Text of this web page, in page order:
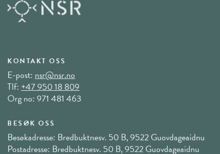
KONTAKT OSS
E-post:nsr@nsr.no
Tlf:+47 950 18 809
Org no: 971 481 463
BESØK OSS
Besøkadresse: Bredbuktnesv. 50 B, 9522 Guovdageaidnu
Postadresse: Bredbuktnesv. 50 B, 9522 Guovdageaidnu